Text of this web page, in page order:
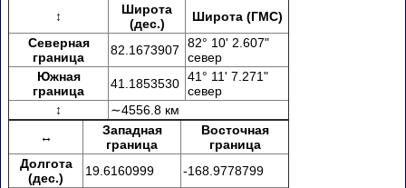
↕
Широта
(дес.)
Широта (ГМС)
Северная
граница
82.1673907
82° 10' 2.607"
север
Южная
граница
41.1853530 41° 11' 7.271"
север
↕
∼4556.8 км
↔
Западная
граница
Восточная
граница
Долгота
(дес.)
19.6160999
-168.9778799